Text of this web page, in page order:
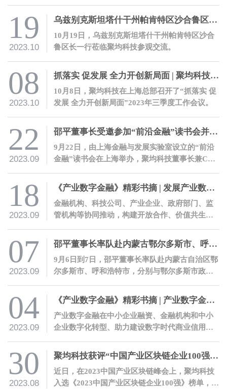
19
2023.10
乌兹别克斯坦塔什干州帕肯特区沙合鲁区长一行莅临聚均科技参观交流
10月19日，乌兹别克斯坦塔什干州帕肯特区沙合
鲁区长一行莅临聚均科技参观交流。
08
2023.10
抓落实 促发展 全力开创新局面 | 聚均科技召开2023年三季度工作会议
10月8日，聚均科技在上海总部召开了“抓落实 促
发展 全力开创新局面”2023年三季度工作会议。
22
2023.09
邵平董事长受邀参加“前沿金融”读书会并发表主题演讲
9月22日，由上海金融与发展实验室设立的“前沿
金融”读书会在上海举办，聚均科技董事长兼CEO
进行主题发言。
18
2023.09
《产业数字金融》精彩书摘 | 发展产业数字金融的十条建议
金融机构、科技公司、产业企业、政府部门、监
管机构等协同推动，构建开放合作、价值共生的
07
2023.09
邵平董事长率队赴内蒙古鄂尔多斯市、呼和浩特市，与当地政府机构、金融机构、地方企业开展交流
9月6日到7日，邵平董事长率队赴内蒙古自治区鄂
尔多斯市、呼和浩特市，分别与鄂尔多斯市政府
联合社座谈交流，并参观调研了国能互通企业光
伏发电基地、罕台川北站煤炭物流园，及鄂尔多
斯市人才科创中心。
04
2023.09
《产业数字金融》精彩书摘 | 产业数字金融七大价值
产业数字金融在中小企业融资、金融机构和中小
企业数字化转型、助力建设数字时代商业信用体
有着巨大的价值。
30
2023.08
聚均科技获评“中国产业区块链企业100强”并荣获“产业区块链典型案例奖”
近日，在2023中国产业区块链峰会上，聚均科技
入选《2023中国产业区块链企业100强》榜单，公